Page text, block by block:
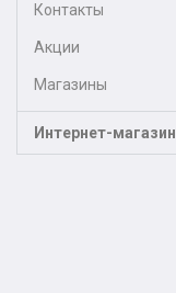
Контакты
Акции
Магазины
Интернет-магазин